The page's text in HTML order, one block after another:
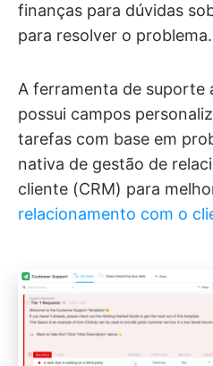
finanças para dúvidas
para resolver o problema.
A ferramenta de suporte
possui campos
tarefas com base em
nativa de gestão de
cliente (CRM) para
relacionamento com o